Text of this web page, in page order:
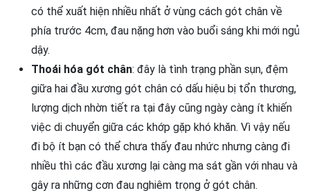
có thể xuất hiện nhiều nhất ở vùng cách gót chân về
phía trước 4cm, đau nặng hơn vào buổi sáng khi mới ngủ
dậy.
Thoái hóa gót chân: đây là tình trạng phần sụn, đệm
giữa hai đầu xương gót chân có dấu hiệu bị tổn thương,
lượng dịch nhờn tiết ra tại đây cũng ngày càng ít khiến
việc di chuyển giữa các khớp gặp khó khăn. Vì vậy nếu
đi bộ ít bạn có thể chưa thấy đau nhức nhưng càng đi
nhiều thì các đầu xương lại càng ma sát gần với nhau và
gây ra những cơn đau nghiêm trọng ở gót chân.